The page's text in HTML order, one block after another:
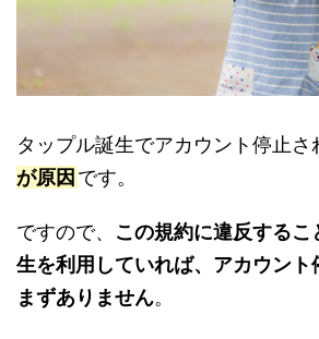
タップル誕生でアカウント停止さ
が原因 です。
ですので、 この規約に違反する
生を利用していれば、アカウント
まずありません。